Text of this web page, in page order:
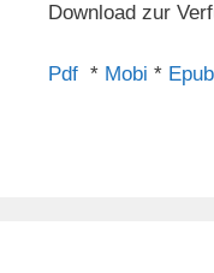
Download zur
Pdf * Mobi * Epub